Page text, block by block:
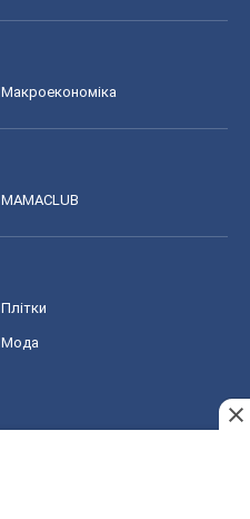
Макроекономіка
MAMACLUB
Плітки
Мода